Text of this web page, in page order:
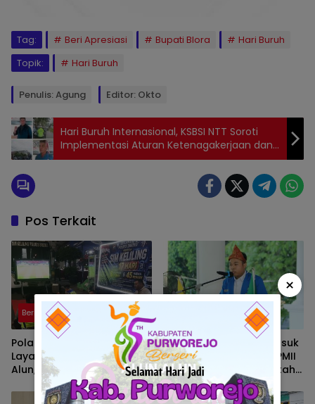
Tag: Beri Apresiasi Bupati Blora
Hari Buruh
Topik:
Hari Buruh
Penulis: Agung Editor: Okto
Hari Buruh Internasional, KSBSI NTT Soroti
Implementasi Aturan Ketenagakerjaan dan
Pengawasan Pemerintah
Pos Terkait
Berita
Polantas Brebes Buka
Layanan SIM Keliling di Alun
Alun, Polisi : Gelar Nobar
Kalau Ada Pertandingan
AFF
10 Kabupaten/Kota Masuk
Zona Merah Karhutla, PMII
Sumsel Desak Pemerintah
Perkuat Pencegahan
×